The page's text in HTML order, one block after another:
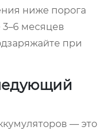
ниже порога
месяцев
при
— это